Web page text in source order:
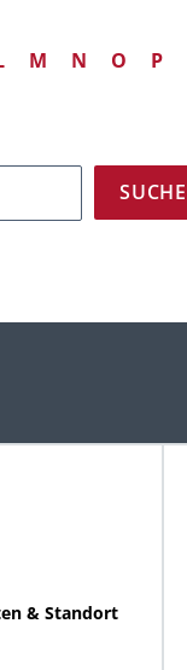
M N O P
& Standort